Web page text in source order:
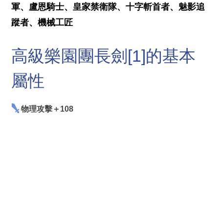
軍、盧恩騎士、皇家禁衛隊、十字斬首者、魅影追
蹤者、機械工匠
高級樂園團長劍[1]的基本
屬性
物理攻擊＋108